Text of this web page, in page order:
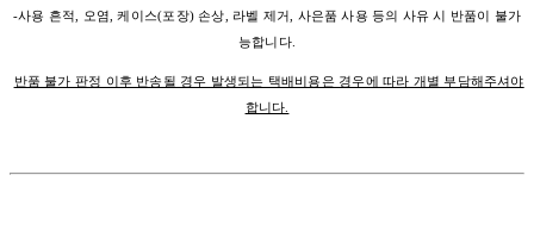
-사용 흔적, 오염, 케이스(포장) 손상, 라벨 제거, 사은품 사용 등의 사유 시 반품이 불가
능합니다.
반품 불가 판정 이후 반송될 경우 발생되는 택배비용은 경우에 따라 개별 부담해주셔야
합니다.